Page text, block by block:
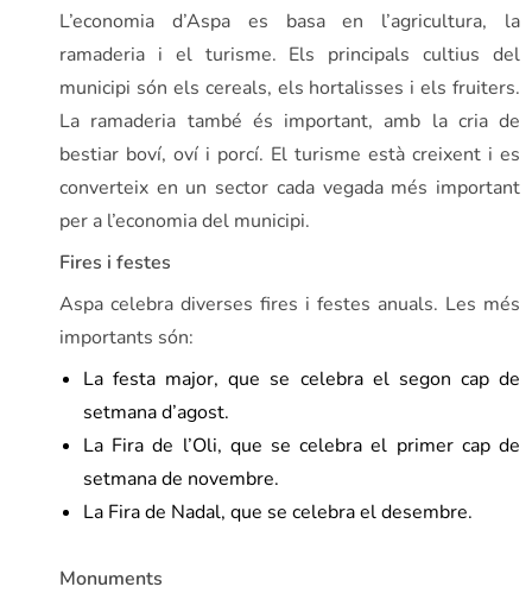
L’economia d’Aspa es basa en l’agricultura, la
ramaderia i el turisme. Els principals cultius del
municipi són els cereals, els hortalisses i els fruiters.
La ramaderia també és important, amb la cria de
bestiar boví, oví i porcí. El turisme està creixent i es
converteix en un sector cada vegada més important
per a l’economia del municipi.
Fires i festes
Aspa celebra diverses fires i festes anuals. Les més
importants són:
La festa major, que se celebra el segon cap de
setmana d’agost.
La Fira de l’Oli, que se celebra el primer cap de
setmana de novembre.
La Fira de Nadal, que se celebra el desembre.
Monuments